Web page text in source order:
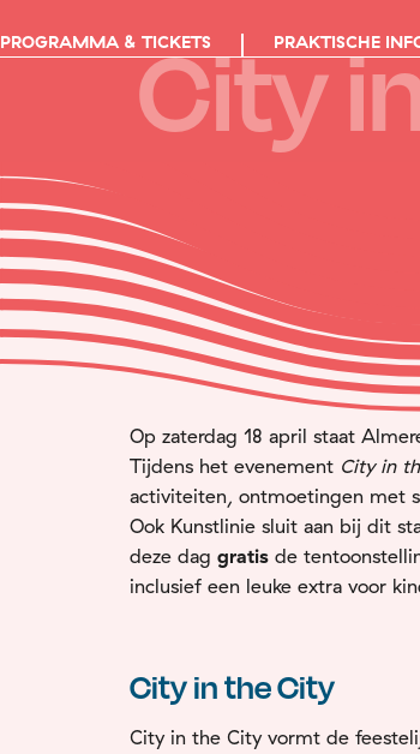
PROGRAMMA & TICKETS PRAKTISCHE
City
Op zaterdag 18 april staat
Tijdens het evenement City in
activiteiten, ontmoetingen met
Ook Kunstlinie sluit aan bij dit
deze dag gratis de
inclusief een leuke extra voor
City in the City
City in the City vormt de